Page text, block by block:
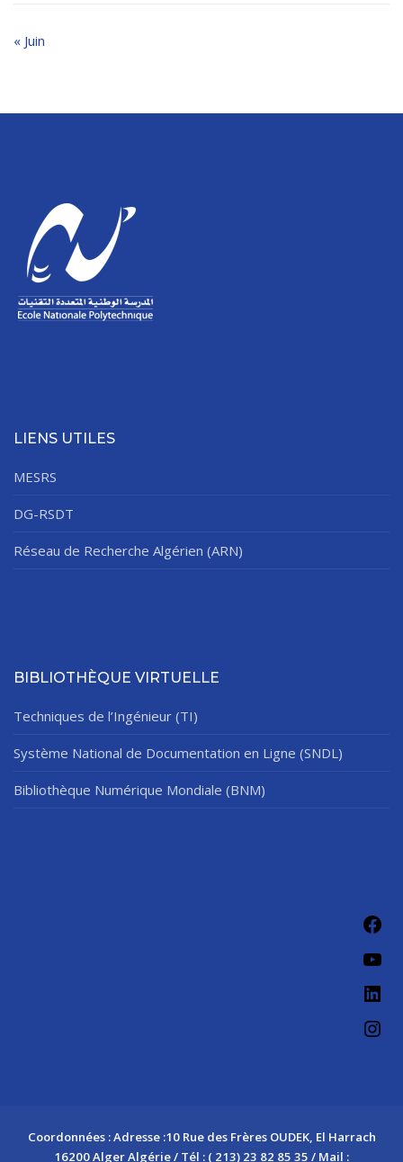
« Juin
LIENS UTILES
MESRS
DG-RSDT
Réseau de Recherche Algérien (ARN)
BIBLIOTHÈQUE VIRTUELLE
Techniques de l’Ingénieur (TI)
Système National de Documentation en Ligne (SNDL)
Bibliothèque Numérique Mondiale (BNM)
Coordonnées : Adresse :10 Rue des Frères OUDEK, El Harrach
16200 Alger Algérie / Tél : ( 213) 23 82 85 35 / Mail :